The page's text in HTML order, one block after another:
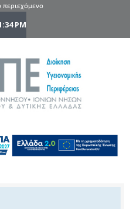
PM
Ηπείρου
Δυτικής
Ελλάδας